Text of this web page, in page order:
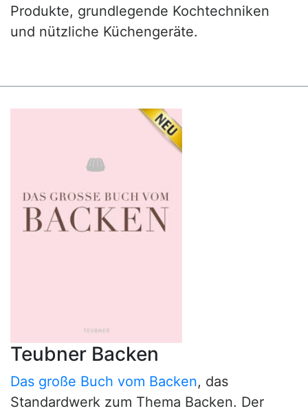
Produkte, grundlegende Kochtechniken
und nützliche Küchengeräte.
Teubner Backen
Das große Buch vom Backen, das
Standardwerk zum Thema Backen. Der